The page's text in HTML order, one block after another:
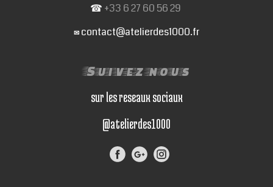
☎ +33 6 27 60 56 29
✉ contact@atelierdes1000.fr
Suivez nous
sur les reseaux sociaux
@atelierdes1000